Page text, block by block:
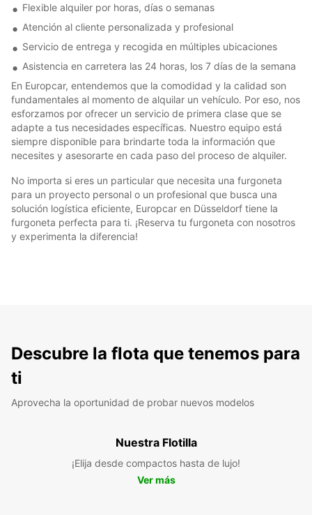
Flexible alquiler por horas, días o semanas
Atención al cliente personalizada y profesional
Servicio de entrega y recogida en múltiples ubicaciones
Asistencia en carretera las 24 horas, los 7 días de la semana
En Europcar, entendemos que la comodidad y la calidad son
fundamentales al momento de alquilar un vehículo. Por eso, nos
esforzamos por ofrecer un servicio de primera clase que se
adapte a tus necesidades específicas. Nuestro equipo está
siempre disponible para brindarte toda la información que
necesites y asesorarte en cada paso del proceso de alquiler.
No importa si eres un particular que necesita una furgoneta
para un proyecto personal o un profesional que busca una
solución logística eficiente, Europcar en Düsseldorf tiene la
furgoneta perfecta para ti. ¡Reserva tu furgoneta con nosotros
y experimenta la diferencia!
Descubre la flota que tenemos para
ti
Aprovecha la oportunidad de probar nuevos modelos
Nuestra Flotilla
¡Elija desde compactos hasta de lujo!
Ver más